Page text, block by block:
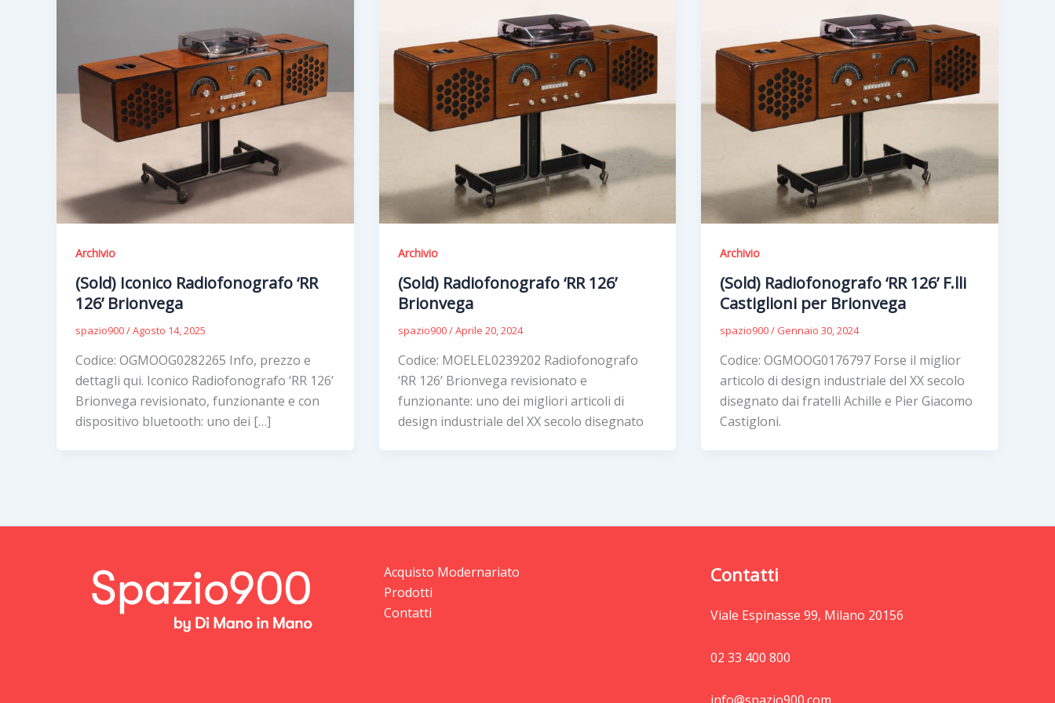
Archivio
(Sold) Iconico Radiofonografo ‘RR
126’ Brionvega
spazio900/Agosto 14, 2025
Codice: OGMOOG0282265 Info, prezzo e
dettagli qui. Iconico Radiofonografo ‘RR 126’
Brionvega revisionato, funzionante e con
dispositivo bluetooth: uno dei […]
Archivio
(Sold) Radiofonografo ‘RR 126’
Brionvega
spazio900/Aprile 20, 2024
Codice: MOELEL0239202 Radiofonografo
‘RR 126’ Brionvega revisionato e
funzionante: uno dei migliori articoli di
design industriale del XX secolo disegnato
Archivio
(Sold) Radiofonografo ‘RR 126’ F.lli
Castiglioni per Brionvega
spazio900/ Gennaio 30, 2024
Codice: OGMOOG0176797 Forse il miglior
articolo di design industriale del XX secolo
disegnato dai fratelli Achille e Pier Giacomo
Castigloni.
Acquisto Modernariato
Prodotti
Contatti
Contatti
Viale Espinasse 99, Milano 20156
02 33 400 800